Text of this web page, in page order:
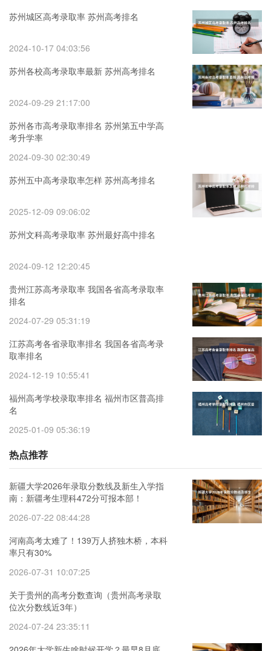
苏州城区高考录取率 苏州高考排名
2024-10-17 04:03:56
苏州各校高考录取率最新 苏州高考排名
2024-09-29 21:17:00
苏州各市高考录取率排名 苏州第五中学高
考升学率
2024-09-30 02:30:49
苏州五中高考录取率怎样 苏州高考排名
2025-12-09 09:06:02
苏州文科高考录取率 苏州最好高中排名
2024-09-12 12:20:45
贵州江苏高考录取率 我国各省高考录取率
排名
2024-07-29 05:31:19
江苏高考各省录取率排名 我国各省高考录
取率排名
2024-12-19 10:55:41
福州高考学校录取率排名 福州市区普高排
名
2025-01-09 05:36:19
热点推荐
新疆大学2026年录取分数线及新生入学指
南：新疆考生理科472分可报本部！
2026-07-22 08:44:28
河南高考太难了！139万人挤独木桥，本科
率只有30%
2026-07-31 10:07:25
关于贵州的高考分数查询（贵州高考录取
位次分数线近3年）
2024-07-24 23:35:11